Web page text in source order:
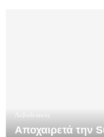
Λεβαδειακός
Αποχαιρετά την